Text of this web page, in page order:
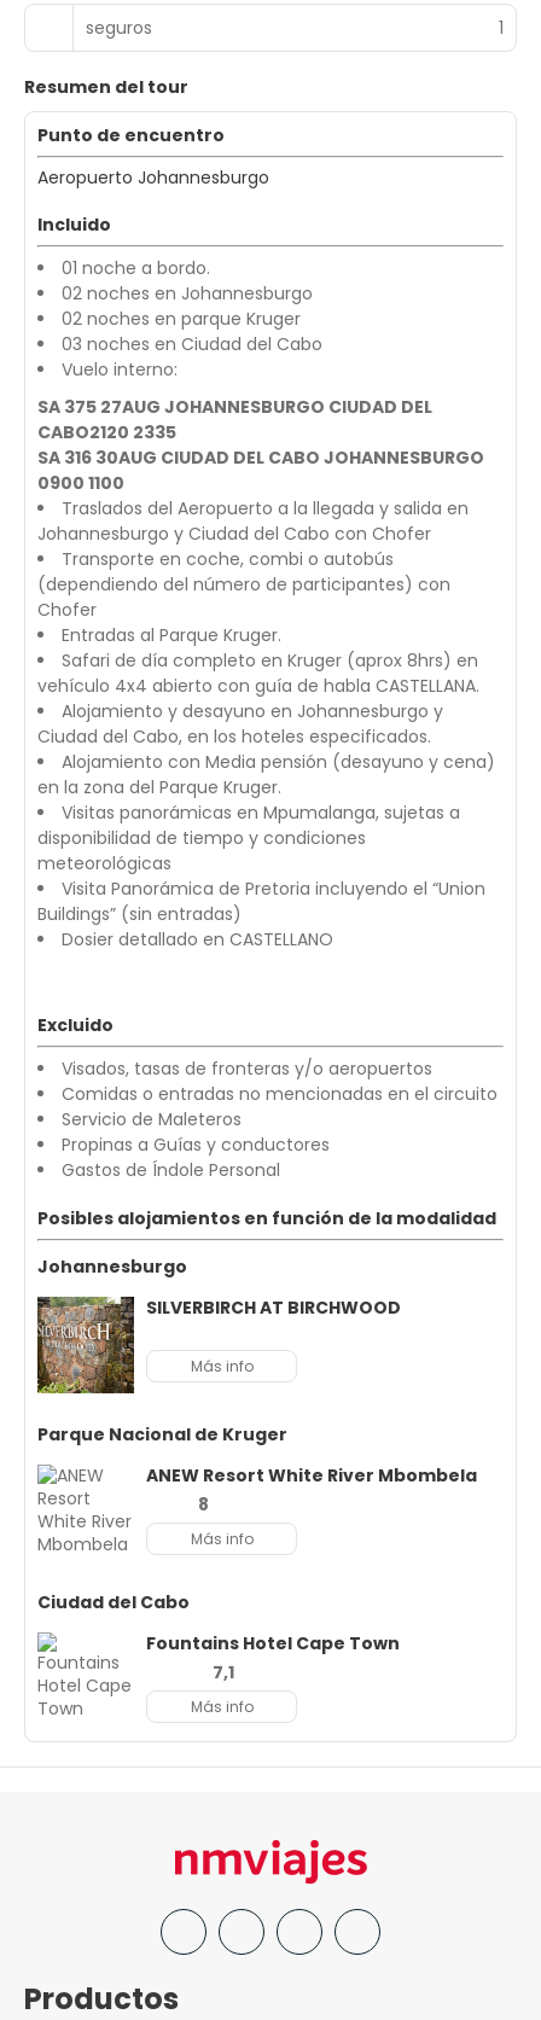
seguros 1
Resumen del tour
Punto de encuentro
Aeropuerto Johannesburgo
Incluido
01 noche a bordo.
02 noches en Johannesburgo
02 noches en parque Kruger
03 noches en Ciudad del Cabo
Vuelo interno:
SA 375 27AUG JOHANNESBURGO CIUDAD DEL
CABO2120 2335
SA 316 30AUG CIUDAD DEL CABO JOHANNESBURGO
0900 1100
Traslados del Aeropuerto a la llegada y salida en
Johannesburgo y Ciudad del Cabo con Chofer
Transporte en coche, combi o autobús
(dependiendo del número de participantes) con
Chofer
Entradas al Parque Kruger.
Safari de día completo en Kruger (aprox 8hrs) en
vehículo 4x4 abierto con guía de habla CASTELLANA.
Alojamiento y desayuno en Johannesburgo y
Ciudad del Cabo, en los hoteles especificados.
Alojamiento con Media pensión (desayuno y cena)
en la zona del Parque Kruger.
Visitas panorámicas en Mpumalanga, sujetas a
disponibilidad de tiempo y condiciones
meteorológicas
Visita Panorámica de Pretoria incluyendo el “Union
Buildings” (sin entradas)
Dosier detallado en CASTELLANO
Excluido
Visados, tasas de fronteras y/o aeropuertos
Comidas o entradas no mencionadas en el circuito
Servicio de Maleteros
Propinas a Guías y conductores
Gastos de Índole Personal
Posibles alojamientos en función de la modalidad
Johannesburgo
SILVERBIRCH AT BIRCHWOOD
Más info
Parque Nacional de Kruger
ANEW Resort White River Mbombela
8
Más info
Ciudad del Cabo
Fountains Hotel Cape Town
7,1
Más info
Productos